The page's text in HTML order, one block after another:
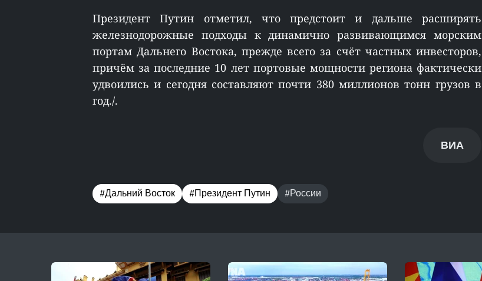
Президент Путин отметил, что предстоит и дальше расширять
железнодорожные подходы к динамично развивающимся морским
портам Дальнего Востока, прежде всего за счёт частных инвесторов,
причём за последние 10 лет портовые мощности региона фактически
удвоились и сегодня составляют почти 380 миллионов тонн грузов в
год./.
ВИА
#Дальний Восток #Президент Путин #России